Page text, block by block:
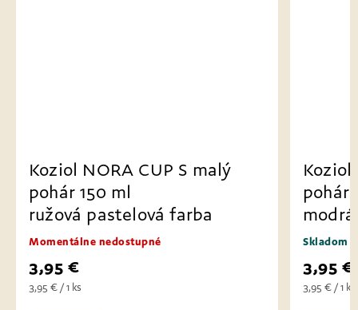
Koziol NORA CUP S malý
pohár 150 ml
modrá pastelová farba
Skladom
3,95 €
3,95 € / 1 ks 3,95 €